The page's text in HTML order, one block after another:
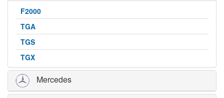
F2000
TGA
TGS
TGX
Mercedes